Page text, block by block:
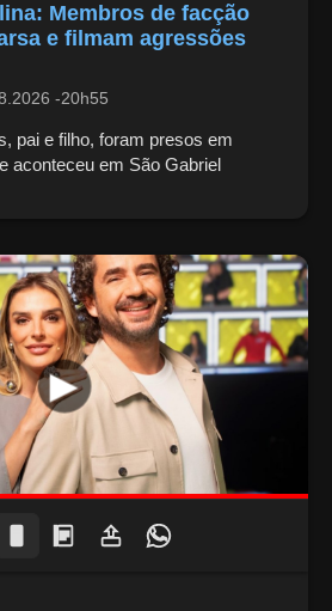
Membros de facção
e filmam agressões
-20h55
pai e filho, foram presos em
aconteceu em São Gabriel